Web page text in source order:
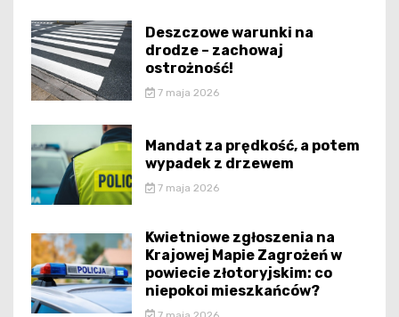
Deszczowe warunki na
drodze – zachowaj
ostrożność!
7 maja 2026
Mandat za prędkość, a potem
wypadek z drzewem
7 maja 2026
Kwietniowe zgłoszenia na
Krajowej Mapie Zagrożeń w
powiecie złotoryjskim: co
niepokoi mieszkańców?